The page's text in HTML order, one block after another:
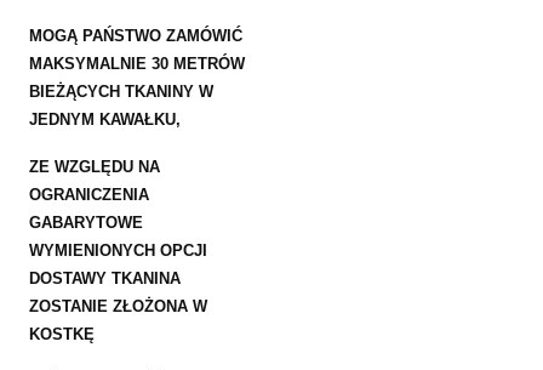
MOGĄ PAŃSTWO ZAMÓWIĆ
MAKSYMALNIE 30 METRÓW
BIEŻĄCYCH TKANINY W
JEDNYM KAWAŁKU,
ZE WZGLĘDU NA
OGRANICZENIA
GABARYTOWE
WYMIENIONYCH OPCJI
DOSTAWY TKANINA
ZOSTANIE ZŁOŻONA W
KOSTKĘ